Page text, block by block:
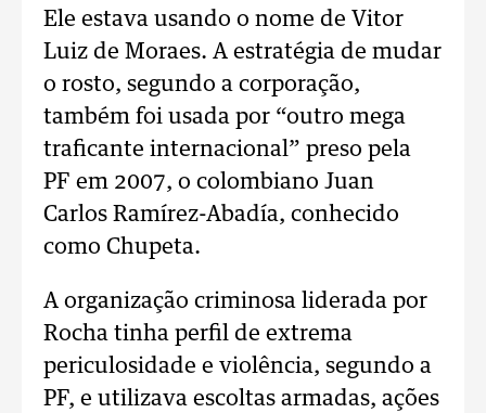
Ele estava usando o nome de Vitor
Luiz de Moraes. A estratégia de mudar
o rosto, segundo a corporação,
também foi usada por “outro mega
traficante internacional” preso pela
PF em 2007, o colombiano Juan
Carlos Ramírez-Abadía, conhecido
como Chupeta.
A organização criminosa liderada por
Rocha tinha perfil de extrema
periculosidade e violência, segundo a
PF, e utilizava escoltas armadas, ações